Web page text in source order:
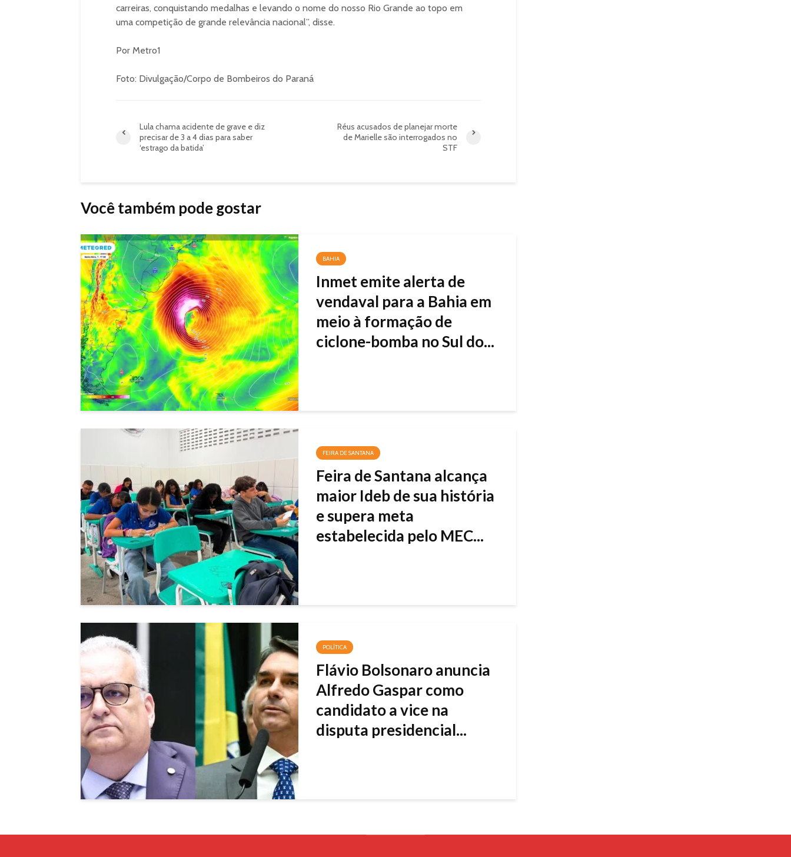
carreiras, conquistando medalhas e levando o nome do nosso Rio Grande ao topo em
uma competição de grande relevância nacional”, disse.
Por Metro1
Foto: Divulgação/Corpo de Bombeiros do Paraná
Lula chama acidente de grave e diz
precisar de 3 a 4 dias para saber
‘estrago da batida’
Réus acusados de planejar morte
de Marielle são interrogados no
STF
Você também pode gostar
BAHIA
Inmet emite alerta de
vendaval para a Bahia em
meio à formação de
ciclone-bomba no Sul do...
FEIRA DE SANTANA
Feira de Santana alcança
maior Ideb de sua história
e supera meta
estabelecida pelo MEC...
POLÍTICA
Flávio Bolsonaro anuncia
Alfredo Gaspar como
candidato a vice na
disputa presidencial...